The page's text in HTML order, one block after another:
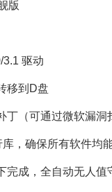
版
驱动
移到D盘
（可通过微软漏洞
，确保所有软件均
成，全自动无人值